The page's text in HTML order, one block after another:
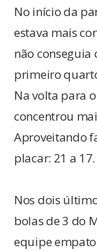
No início da
estava mais
não conseguia
primeiro
Na volta para
concentrou
Aproveitando
placar: 21 a 17.
Nos dois
bolas de 3 do
equipe